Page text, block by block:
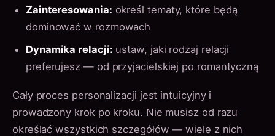
Zainteresowania: określ tematy, które będą
dominować w rozmowach
Dynamika relacji: ustaw, jaki rodzaj relacji
preferujesz — od przyjacielskiej po romantyczną
Cały proces personalizacji jest intuicyjny i
prowadzony krok po kroku. Nie musisz od razu
określać wszystkich szczegółów — wiele z nich